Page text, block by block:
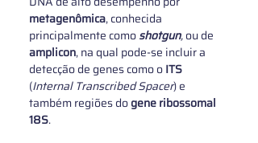
metagenômica, conhecida
principalmente como shotgun, ou de
amplicon, na qual pode-se incluir a
detecção de genes como o ITS
(Internal Transcribed Spacer)e
também regiões do gene ribossomal
18S.